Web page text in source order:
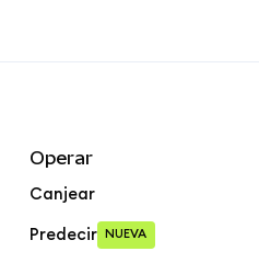
Operar
Canjear
Predecir NUEVA